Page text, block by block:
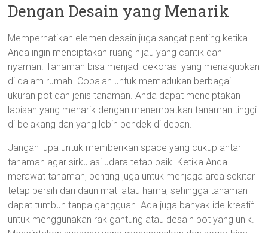
Dengan Desain yang Menarik
Memperhatikan elemen desain juga sangat penting ketika
Anda ingin menciptakan ruang hijau yang cantik dan
nyaman. Tanaman bisa menjadi dekorasi yang menakjubkan
di dalam rumah. Cobalah untuk memadukan berbagai
ukuran pot dan jenis tanaman. Anda dapat menciptakan
lapisan yang menarik dengan menempatkan tanaman tinggi
di belakang dan yang lebih pendek di depan.
Jangan lupa untuk memberikan space yang cukup antar
tanaman agar sirkulasi udara tetap baik. Ketika Anda
merawat tanaman, penting juga untuk menjaga area sekitar
tetap bersih dari daun mati atau hama, sehingga tanaman
dapat tumbuh tanpa gangguan. Ada juga banyak ide kreatif
untuk menggunakan rak gantung atau desain pot yang unik.